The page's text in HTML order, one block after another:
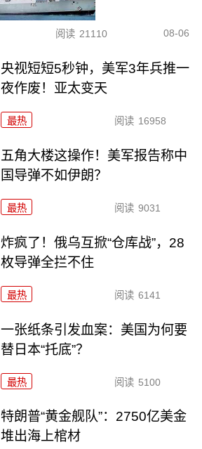
阅读 21110 08-06
央视短短5秒钟，美军3年兵推一
夜作废！亚太变天
最热 阅读 16958
五角大楼这操作！美军报告称中
国导弹不如伊朗？
最热 阅读 9031
炸疯了！俄乌互掀“仓库战”，28
枚导弹全拦不住
最热 阅读 6141
一张纸条引发血案：美国为何要
替日本“托底”？
最热 阅读 5100
特朗普“黄金舰队”：2750亿美金
堆出海上棺材